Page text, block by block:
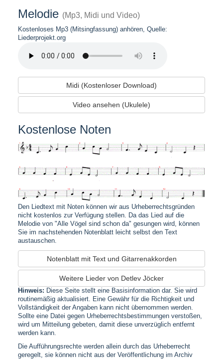
Melodie (Mp3, Midi und Video)
Kostenloses Mp3 (Mitsingfassung) anhören, Quelle:
Liederprojekt.org
Midi (Kostenloser Download)
Video ansehen (Ukulele)
Kostenlose Noten
Den Liedtext mit Noten können wir aus Urheberrechtsgründen
nicht kostenlos zur Verfügung stellen. Da das Lied auf die
Melodie von "Alle Vögel sind schon da" gesungen wird, können
Sie im nachstehenden Notenblatt leicht selbst den Text
austauschen.
Notenblatt mit Text und Gitarrenakkorden
Weitere Lieder von Detlev Jöcker
Hinweis: Diese Seite stellt eine Basisinformation dar. Sie wird
routinemäßig aktualisiert. Eine Gewähr für die Richtigkeit und
Vollständigkeit der Angaben kann nicht übernommen werden.
Sollte eine Datei gegen Urheberrechtsbestimmungen verstoßen,
wird um Mitteilung gebeten, damit diese unverzüglich entfernt
werden kann.
Die Aufführungsrechte werden allein durch das Urheberrecht
geregelt, sie können nicht aus der Veröffentlichung im Archiv